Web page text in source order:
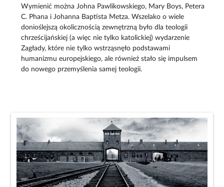
Wymienić można Johna Pawlikowskiego, Mary Boys, Petera
C. Phana i Johanna Baptista Metza. Wszelako o wiele
donioślejszą okolicznością zewnętrzną było dla teologii
chrześcijańskiej (a więc nie tylko katolickiej) wydarzenie
Zagłady, które nie tylko wstrząsnęło podstawami
humanizmu europejskiego, ale również stało się impulsem
do nowego przemyślenia samej teologii.